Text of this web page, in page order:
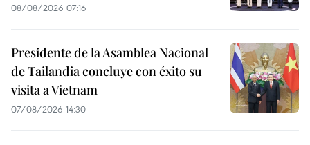
08/08/2026 07:16
Presidente de la Asamblea Nacional
de Tailandia concluye con éxito su
visita a Vietnam
07/08/2026 14:30